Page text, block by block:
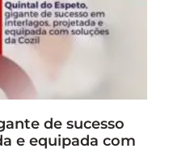
de sucesso
e equipada com